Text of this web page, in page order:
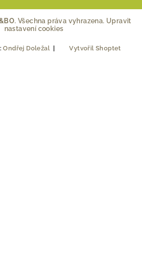
. Všechna práva vyhrazena. Upravit
nastavení cookies
:Ondřej Doležal| Vytvořil Shoptet